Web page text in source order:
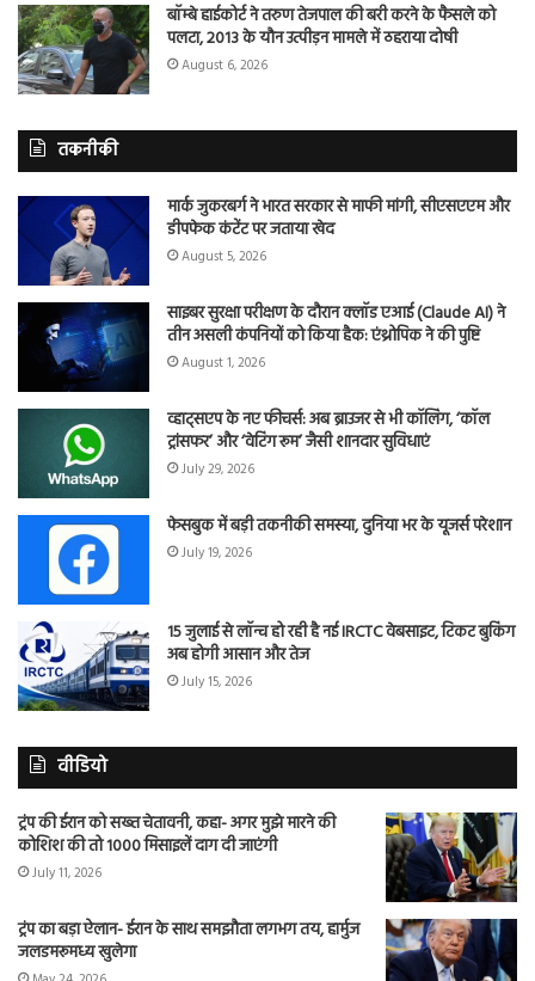
बॉम्बे हाईकोर्ट ने तरुण तेजपाल की बरी करने के फैसले को
पलटा, 2013 के यौन उत्पीड़न मामले में ठहराया दोषी
August 6, 2026
तकनीकी
मार्क जुकरबर्ग ने भारत सरकार से माफी मांगी, सीएसएएम और
डीपफेक कंटेंट पर जताया खेद
August 5, 2026
साइबर सुरक्षा परीक्षण के दौरान क्लॉड एआई (Claude AI) ने
तीन असली कंपनियों को किया हैक: एंथ्रोपिक ने की पुष्टि
August 1, 2026
व्हाट्सएप के नए फीचर्स: अब ब्राउजर से भी कॉलिंग, ‘कॉल
ट्रांसफर’ और ‘वेटिंग रूम’ जैसी शानदार सुविधाएं
July 29, 2026
फेसबुक में बड़ी तकनीकी समस्या, दुनिया भर के यूजर्स परेशान
July 19, 2026
15 जुलाई से लॉन्च हो रही है नई IRCTC वेबसाइट, टिकट बुकिंग
अब होगी आसान और तेज
July 15, 2026
वीडियो
ट्रंप की ईरान को सख्त चेतावनी, कहा- अगर मुझे मारने की
कोशिश की तो 1000 मिसाइलें दाग दी जाएंगी
July 11, 2026
ट्रंप का बड़ा ऐलान- ईरान के साथ समझौता लगभग तय, हार्मुज
जलडमरूमध्य खुलेगा